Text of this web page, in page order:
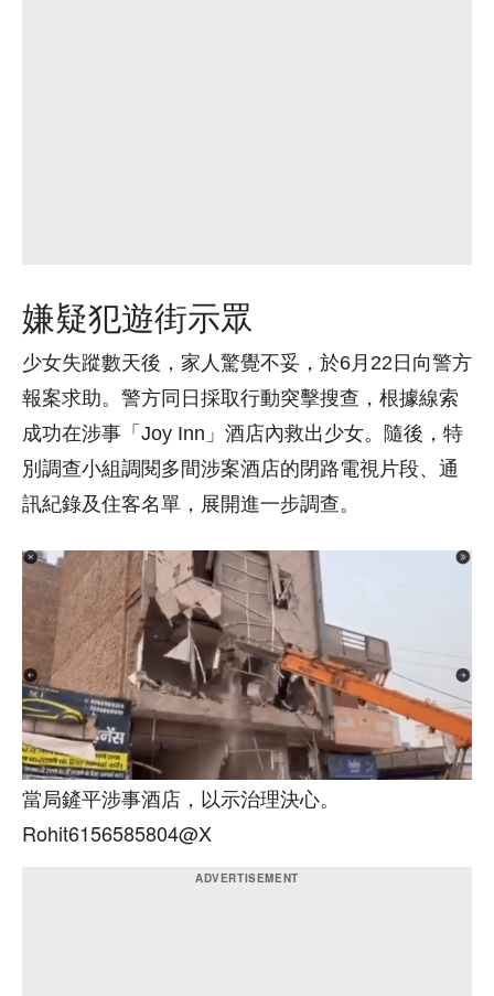
嫌疑犯遊街示眾
少女失蹤數天後，家人驚覺不妥，於6月22日向警方
報案求助。警方同日採取行動突擊搜查，根據線索
成功在涉事「Joy Inn」酒店內救出少女。隨後，特
別調查小組調閱多間涉案酒店的閉路電視片段、通
訊紀錄及住客名單，展開進一步調查。
當局鏟平涉事酒店，以示治理決心。
Rohit6156585804@X